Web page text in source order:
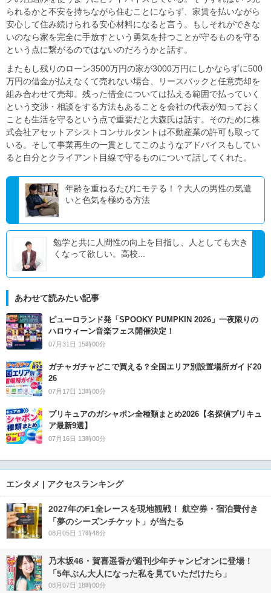
られるかと不安を持ちながら住むことにならず、家賃を払いながら
安心して住み続けられる安心材料になると言う。もしそれができな
いのなら家を完全に手放すという勇気を持つことが守るものを守る
という点に繋がるのではないのだろうかと話す。
またもし残りのローン3500万円の家が3000万円にしかならずに500
万円の借金が払えなくて売れない場合、リースバックと任意売却を
組み合わせて売却。残った借金については払える範囲で払っていく
という交渉・相談をする方法もあることを会社の代表が知っておく
ことも生活を守るという点で重要だと大森氏は話す。そのために株
式会社アセットアシストコンサルタントは不動産業の許可も取って
いる。そして事業再生の一貫としてこのようなアドバイスもしてい
ると自分とクライアント目線で守るものについて話してくれた。
年齢を重ねるたびにモテる！？大人の男性の気遣
いと色気を極める方法
勉学と共に人間性の向上を目指し、人としても大き
くなって欲しい。高校...
あわせて読みたい記事
ピューロランド発「SPOOKY PUMPKIN 2026」一夜限りの
ハロウィーン音楽フェス開催決定！
07月31日 15時00分
ガチャガチャどこで買える？全国エリア別設置場所ガイド20
26
07月17日 13時00分
プリキュアのガシャポン全種類まとめ2026【名探偵プリキュ
ア最新9選】
07月16日 13時00分
エンタメ | アクセスランキング
2027年のF1全レースを現地観戦！ 航空券・宿泊費付き
「夢のシーズンチケット」が当たる
08月05日 17時48分
乃木坂46・賀喜遥香が週刊少年チャンピオンに登場！
「5年ぶん大人になった私を見ていただけたら」
08月07日 18時00分